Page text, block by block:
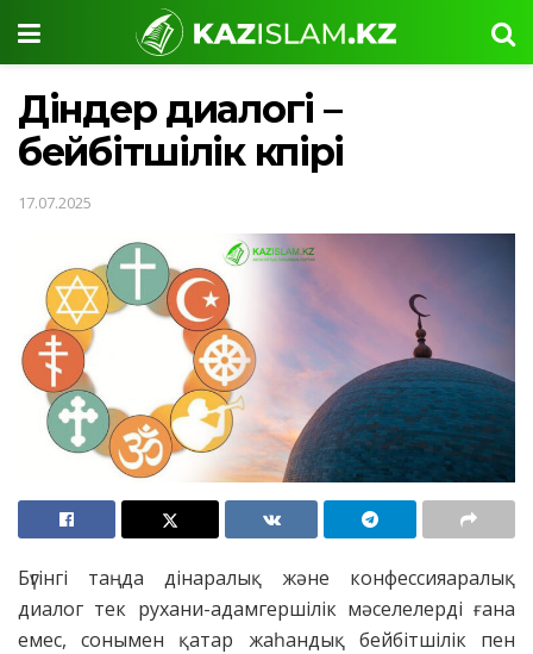
Діндер диалогі –
бейбітшілік көпірі
17.07.2025
Бүгінгі таңда дінаралық және конфессияаралық
диалог тек рухани-адамгершілік мәселелерді ғана
емес, сонымен қатар жаһандық бейбітшілік пен